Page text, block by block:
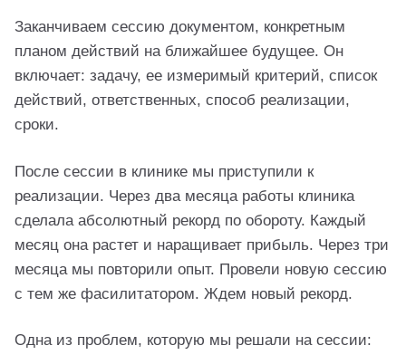
Заканчиваем сессию документом, конкретным
планом действий на ближайшее будущее. Он
включает: задачу, ее измеримый критерий, список
действий, ответственных, способ реализации,
сроки.
После сессии в клинике мы приступили к
реализации. Через два месяца работы клиника
сделала абсолютный рекорд по обороту. Каждый
месяц она растет и наращивает прибыль. Через три
месяца мы повторили опыт. Провели новую сессию
с тем же фасилитатором. Ждем новый рекорд.
Одна из проблем, которую мы решали на сессии: